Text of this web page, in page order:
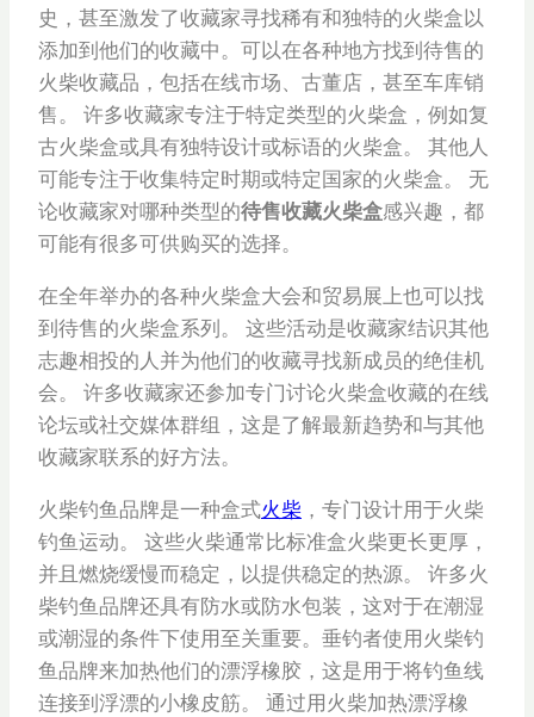
史，甚至激发了收藏家寻找稀有和独特的火柴盒以
添加到他们的收藏中。可以在各种地方找到待售的
火柴收藏品，包括在线市场、古董店，甚至车库销
售。 许多收藏家专注于特定类型的火柴盒，例如复
古火柴盒或具有独特设计或标语的火柴盒。 其他人
可能专注于收集特定时期或特定国家的火柴盒。 无
论收藏家对哪种类型的待售收藏火柴盒感兴趣，都
可能有很多可供购买的选择。
在全年举办的各种火柴盒大会和贸易展上也可以找
到待售的火柴盒系列。 这些活动是收藏家结识其他
志趣相投的人并为他们的收藏寻找新成员的绝佳机
会。 许多收藏家还参加专门讨论火柴盒收藏的在线
论坛或社交媒体群组，这是了解最新趋势和与其他
收藏家联系的好方法。
火柴钓鱼品牌是一种盒式火柴 ，专门设计用于火柴
钓鱼运动。 这些火柴通常比标准盒火柴更长更厚，
并且燃烧缓慢而稳定，以提供稳定的热源。 许多火
柴钓鱼品牌还具有防水或防水包装，这对于在潮湿
或潮湿的条件下使用至关重要。垂钓者使用火柴钓
鱼品牌来加热他们的漂浮橡胶，这是用于将钓鱼线
连接到浮漂的小橡皮筋。 通过用火柴加热漂浮橡